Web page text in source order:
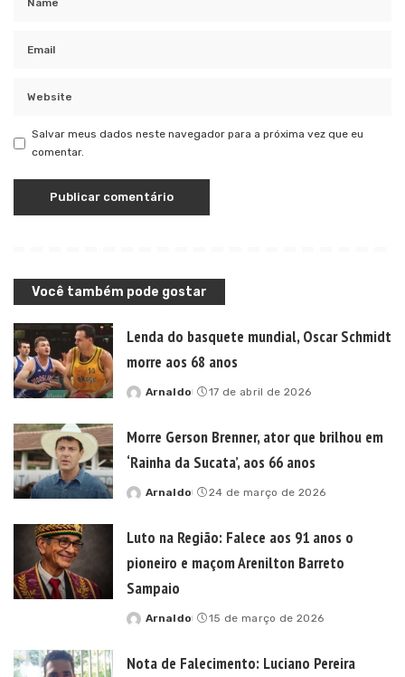
Salvar meus dados neste navegador para a próxima vez que eu
comentar.
Você também pode gostar
Lenda do basquete mundial, Oscar Schmidt
morre aos 68 anos
Posted
Arnaldo 17 de abril de 2026
Morre Gerson Brenner, ator que brilhou em
‘Rainha da Sucata’, aos 66 anos
Posted
Arnaldo 24 de março de 2026
Luto na Região: Falece aos 91 anos o
pioneiro e maçom Arenilton Barreto
Sampaio
Posted
Arnaldo 15 de março de 2026
Nota de Falecimento: Luciano Pereira